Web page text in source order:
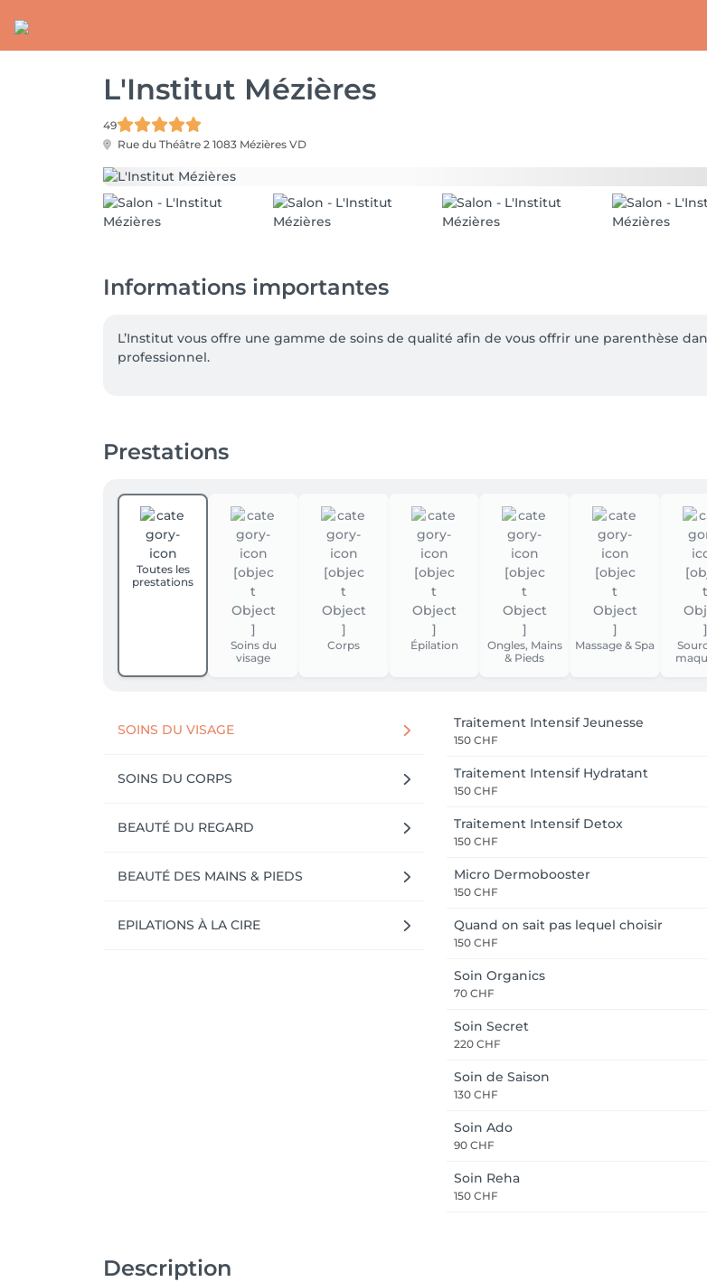
L'Institut Mézières
49
Rue du Théâtre 2 1083 Mézières VD
Informations importantes
L’Institut vous offre une gamme de soins de qualité afin de vous offrir une parenthèse
professionnel.
Prestations
Toutes les
prestations
Soins du
visage
Corps Épilation
Ongles, Mains
& Pieds
Massage & Spa
SOINS DU VISAGE
SOINS DU CORPS
BEAUTÉ DU REGARD
BEAUTÉ DES MAINS & PIEDS
EPILATIONS À LA CIRE
Traitement Intensif Jeunesse
150 CHF
Traitement Intensif Hydratant
150 CHF
Traitement Intensif Detox
150 CHF
Micro Dermobooster
150 CHF
Quand on sait pas lequel choisir
150 CHF
Soin Organics
70 CHF
Soin Secret
220 CHF
Soin de Saison
130 CHF
Soin Ado
90 CHF
Soin Reha
150 CHF
Description